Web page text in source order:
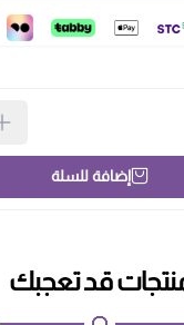
إضافة للسلة
قد تعجبك